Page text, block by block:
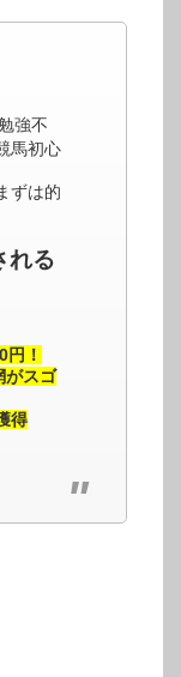
強不
馬初心
ずは的
れる
！
がスゴ
得